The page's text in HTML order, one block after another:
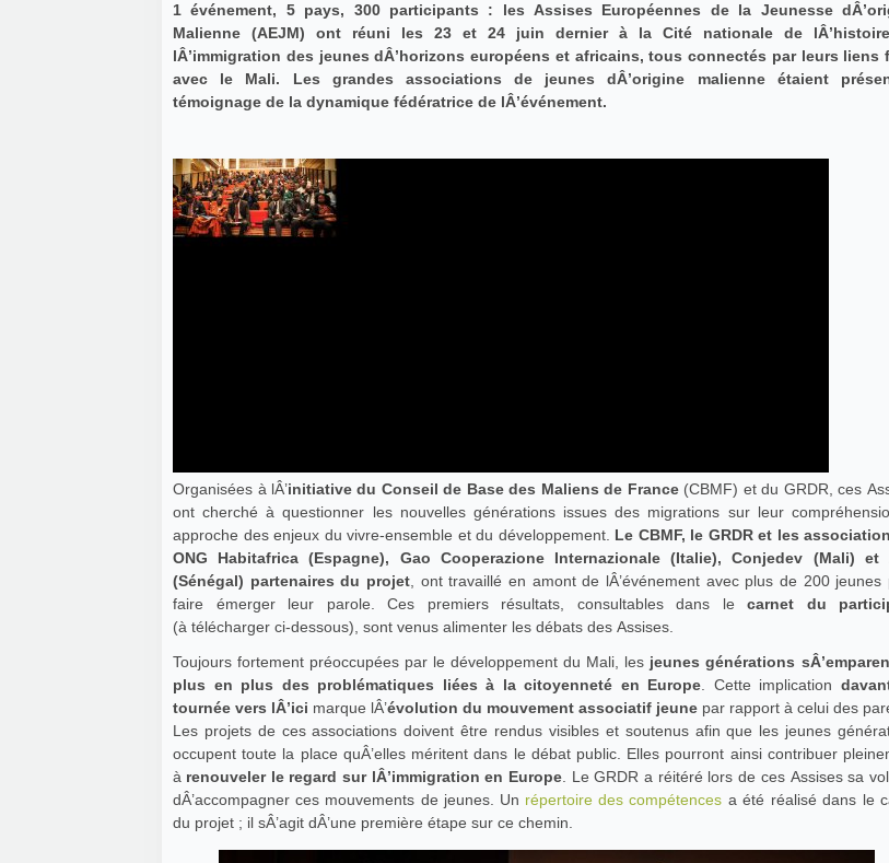
1 événement, 5 pays, 300 participants : les Assises Européennes de la Jeunesse
Malienne (AEJM) ont réuni les 23 et 24 juin dernier à la Cité nationale de
lÂ’immigration des jeunes dÂ’horizons européens et africains, tous connectés par leurs liens
avec le Mali. Les grandes associations de jeunes dÂ’origine malienne étaient
témoignage de la dynamique fédératrice de lÂ’événement.
Organisées à lÂ’initiative du Conseil de Base des Maliens de France (CBMF) et du GRDR, ces
ont cherché à questionner les nouvelles générations issues des migrations sur leur
approche des enjeux du vivre-ensemble et du développement. Le CBMF, le GRDR et les
ONG Habitafrica (Espagne), Gao Cooperazione Internazionale (Italie), Conjedev (Mali) et
(Sénégal) partenaires du projet , ont travaillé en amont de lÂ’événement avec plus de 200 jeunes
faire émerger leur parole. Ces premiers résultats, consultables dans le carnet du
(à télécharger ci-dessous), sont venus alimenter les débats des Assises.
Toujours fortement préoccupées par le développement du Mali, les jeunes générations
plus en plus des problématiques liées à la citoyenneté en Europe . Cette implication
tournée vers lÂ’ici marque lÂ’évolution du mouvement associatif jeune par rapport à celui des
Les projets de ces associations doivent être rendus visibles et soutenus afin que les jeunes
occupent toute la place quÂ’elles méritent dans le débat public. Elles pourront ainsi contribuer
à renouveler le regard sur lÂ’immigration en Europe . Le GRDR a réitéré lors de ces Assises sa
dÂ’accompagner ces mouvements de jeunes. Un répertoire des compétences a été réalisé dans le
du projet ; il sÂ’agit dÂ’une première étape sur ce chemin.